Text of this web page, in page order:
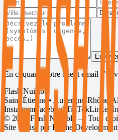
En cliquant, votre client email
Flash Nuisible
Saint-Étienne • Auvergne-Rhône-
Instagram Facebook TikTokLinkedIn
© 2026
Flash Nuisible — Tous
Site réalisé par Roche Development